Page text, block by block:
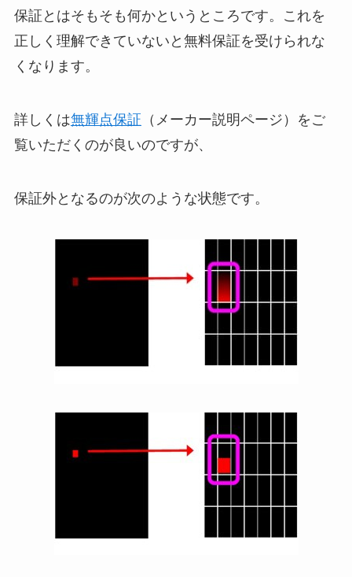
保証とはそもそも何かというところです。これを
正しく理解できていないと無料保証を受けられな
くなります。
詳しくは無輝点保証 （メーカー説明ページ）をご
覧いただくのが良いのですが、
保証外となるのが次のような状態です。